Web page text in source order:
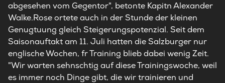
abgesehen vom Gegentor", betonte Kapitn Alexander
Walke.Rose ortete auch in der Stunde der kleinen
Genugtuung gleich Steigerungspotenzial. Seit dem
Saisonauftakt am 11. Juli hatten die Salzburger nur
englische Wochen, fr Training blieb dabei wenig Zeit.
"Wir warten sehnschtig auf diese Trainingswoche, weil
es immer noch Dinge gibt, die wir trainieren und